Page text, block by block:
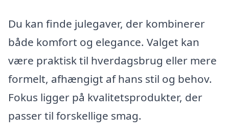
Du kan finde julegaver, der kombinerer
både komfort og elegance. Valget kan
være praktisk til hverdagsbrug eller mere
formelt, afhængigt af hans stil og behov.
Fokus ligger på kvalitetsprodukter, der
passer til forskellige smag.